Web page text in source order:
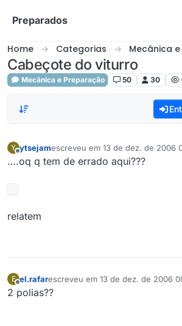
Preparados
Home Categorias Mecânica
Cabeçote do viturro
Mecânica e Preparação 50 30
Y ytsejamescreveu em 13 de dez. de 2006
última edição por
….oq q tem de errado aqui???
relatem
E
Offline
el.rafarescreveu em 13 de dez. de 2006
última edição por
2 polias??